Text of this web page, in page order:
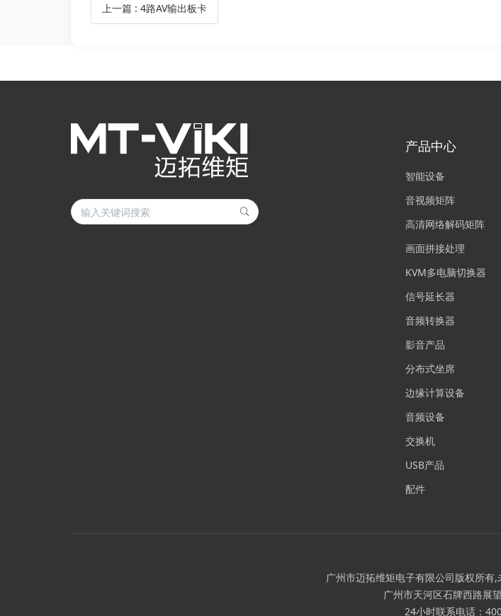
上一篇 :4路AV输出板卡
产品中心
智能设备
音视频矩阵
高清网络解码矩阵
画面拼接处理
KVM多电脑切换器
信号延长器
音频转换器
影音产品
分布式坐席
边缘计算设备
音频设备
交换机
USB产品
配件
广州市迈拓维矩电子有限公司版权所有
广州市天河区石牌西路展
24小时联系电话：